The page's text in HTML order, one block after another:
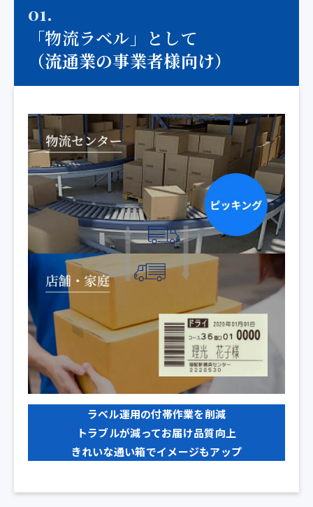
01.
「物流ラベル」として
（流通業の事業者様向け）
ラベル運用の付帯作業を削減
トラブルが減ってお届け品質向上
きれいな通い箱でイメージもアップ